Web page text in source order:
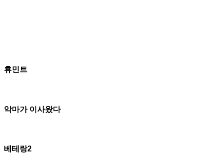
휴민트
악마가 이사왔다
베테랑2